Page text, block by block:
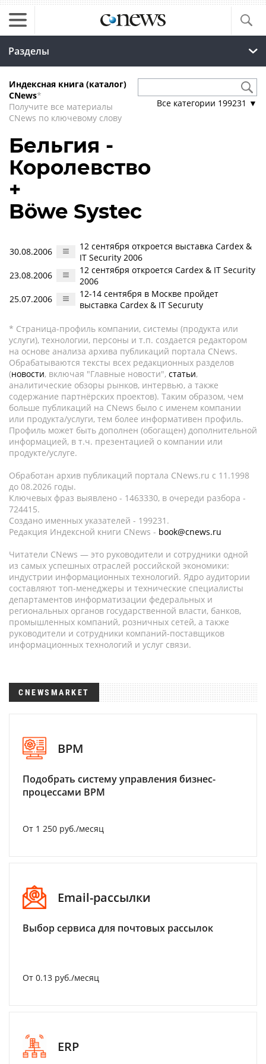
Разделы
Индексная книга (каталог)
CNews*
Получите все материалы
CNews по ключевому слову
Все категории 199231 ▼
Бельгия -
Королевство
+
Böwe Systec
30.08.2006
12 сентября откроется выставка Cardex &
IT Security 2006
23.08.2006
12 сентября откроется Cardex & IT Security
2006
25.07.2006
12-14 сентября в Москве пройдет
выставка Cardex & IT Securuty
* Страница-профиль компании, системы (продукта или
услуги), технологии, персоны и т.п. создается редактором
на основе анализа архива публикаций портала CNews.
Обрабатываются тексты всех редакционных разделов
(новости, включая "Главные новости", статьи,
аналитические обзоры рынков, интервью, а также
содержание партнёрских проектов). Таким образом, чем
больше публикаций на CNews было с именем компании
или продукта/услуги, тем более информативен профиль.
Профиль может быть дополнен (обогащен) дополнительной
информацией, в т.ч. презентацией о компании или
продукте/услуге.
Обработан архив публикаций портала CNews.ru c 11.1998
до 08.2026 годы.
Ключевых фраз выявлено - 1463330, в очереди разбора -
724415.
Создано именных указателей - 199231.
Редакция Индексной книги CNews - book@cnews.ru
Читатели CNews — это руководители и сотрудники одной
из самых успешных отраслей российской экономики:
индустрии информационных технологий. Ядро аудитории
составляют топ-менеджеры и технические специалисты
департаментов информатизации федеральных и
региональных органов государственной власти, банков,
промышленных компаний, розничных сетей, а также
руководители и сотрудники компаний-поставщиков
информационных технологий и услуг связи.
CNEWSMARKET
BPM
Подобрать систему управления бизнес-
процессами BPM
От 1 250 руб./месяц
Email-рассылки
Выбор сервиса для почтовых рассылок
От 0.13 руб./месяц
ERP